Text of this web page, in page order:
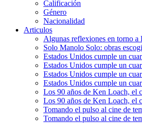
Calificación
Género
Nacionalidad
Articulos
Algunas reflexiones en torno
Solo Manolo Solo: obras
Estados Unidos cumple un
Estados Unidos cumple un
Estados Unidos cumple un
Estados Unidos cumple un
Los 90 años de Ken Loach, el
Los 90 años de Ken Loach, el
Tomando el pulso al cine de
Tomando el pulso al cine de